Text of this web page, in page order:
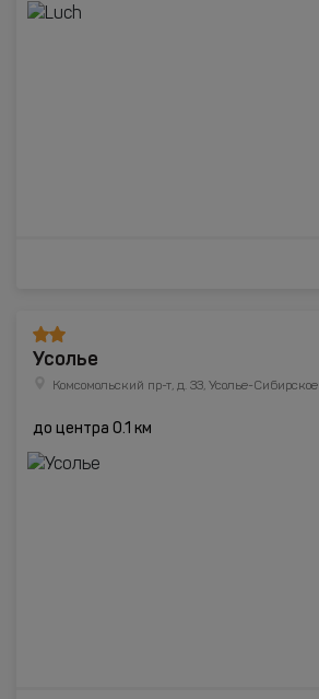
Усолье
Комсомольский пр-т, д. 33, Усолье-Сибирское
до центра 0.1 км